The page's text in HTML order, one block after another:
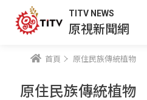
TITV NEWS
原視新聞網
首頁 原住民族傳統植物
原住民族傳統植物